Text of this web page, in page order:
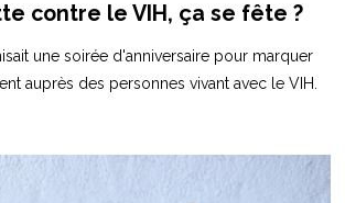
contre le VIH, ça se fête ?
une soirée d'anniversaire pour marquer
auprès des personnes vivant avec le VIH.